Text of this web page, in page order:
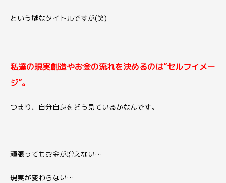
という謎なタイトルですが(笑)
私達の現実創造やお金の流れを決めるのは”セルフイメー
ジ”。
つまり、自分自身をどう見ているかなんです。
頑張ってもお金が増えない…
現実が変わらない…